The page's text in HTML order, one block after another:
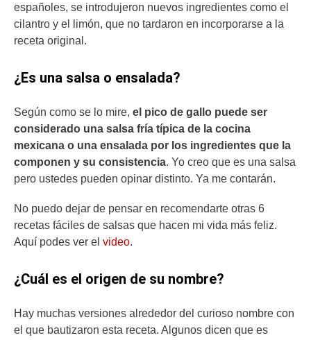
españoles, se introdujeron nuevos ingredientes como el
cilantro y el limón, que no tardaron en incorporarse a la
receta original.
¿Es una salsa o ensalada?
Según como se lo mire, el pico de gallo puede ser
considerado una salsa fría típica de la cocina
mexicana o una ensalada por los ingredientes que la
componen y su consistencia. Yo creo que es una salsa
pero ustedes pueden opinar distinto. Ya me contarán.
No puedo dejar de pensar en recomendarte otras 6
recetas fáciles de salsas que hacen mi vida más feliz.
Aquí podes ver el video.
¿Cuál es el origen de su nombre?
Hay muchas versiones alrededor del curioso nombre con
el que bautizaron esta receta. Algunos dicen que es